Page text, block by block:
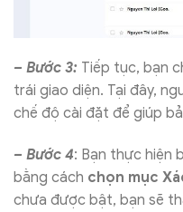
– Bước 3: Tiếp tục, bạn
trái giao diện. Tại đây,
chế độ cài đặt để giúp
– Bước 4: Bạn thực hiện
bằng cách chọn mục
chưa được bật, bạn sẽ